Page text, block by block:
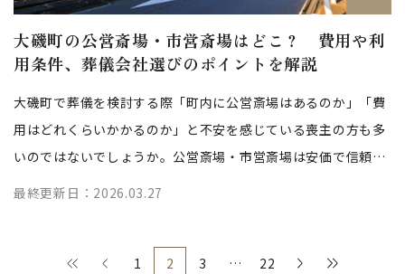
大磯町の公営斎場・市営斎場はどこ？ 費用や利
用条件、葬儀会社選びのポイントを解説
大磯町で葬儀を検討する際「町内に公営斎場はあるのか」「費
用はどれくらいかかるのか」と不安を感じている喪主の方も多
いのではないでしょうか。公営斎場・市営斎場は安価で信頼で
きるイメージがある一方で、大磯町...
最終更新日：2026.03.27
≪ < 1 2 3 … 22 > ≫